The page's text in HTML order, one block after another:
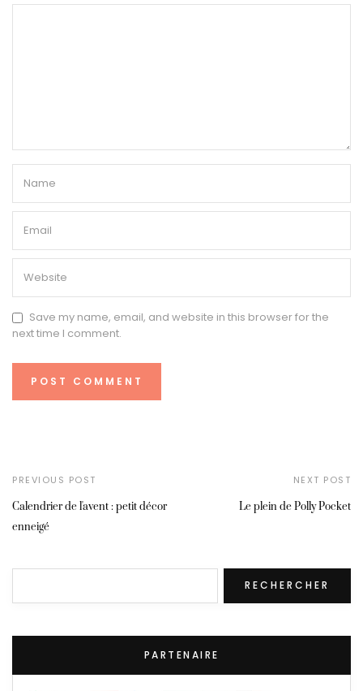
Save my name, email, and website in this browser for the
next time I comment.
PREVIOUS POST
Calendrier de l'avent : petit décor
enneigé
NEXT POST
Le plein de Polly Pocket
RECHERCHER
PARTENAIRE